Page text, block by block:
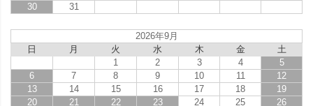
30
31
2026年9月
日
月 火 水 木 金
土
1
2 3 4
5
6
7 8 9 10 11
12
13
14 15 16 17 18
19
20
21 22 23 24 25 26